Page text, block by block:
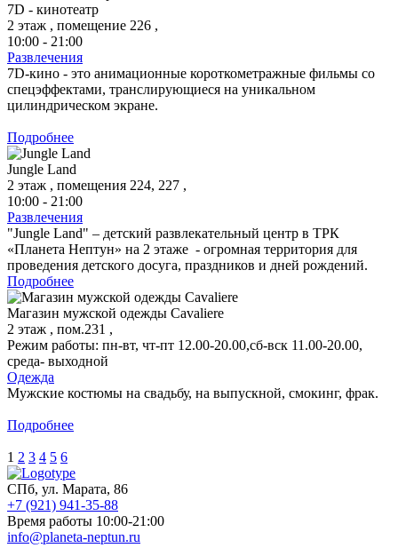
7D - кинотеатр
2 этаж , помещение 226 ,
10:00 - 21:00
Развлечения
7D-кино - это анимационные короткометражные фильмы со
спецэффектами, транслирующиеся на уникальном
цилиндрическом экране.
Подробнее
Jungle Land
2 этаж , помещения 224, 227 ,
10:00 - 21:00
Развлечения
"Jungle Land" – детский развлекательный центр в ТРК
«Планета Нептун» на 2 этаже - огромная территория для
проведения детского досуга, праздников и дней рождений.
Подробнее
Магазин мужской одежды Cavaliere
2 этаж , пом.231 ,
Режим работы: пн-вт, чт-пт 12.00-20.00,сб-вск 11.00-20.00,
среда- выходной
Одежда
Мужские костюмы на свадьбу, на выпускной, смокинг, фрак.
Подробнее
1 2 3 4 5 6
СПб, ул. Марата, 86
+7 (921) 941-35-88
Время работы 10:00-21:00
info@planeta-neptun.ru